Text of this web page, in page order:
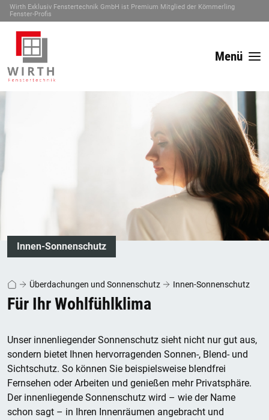
Wirth Exklusiv Fenstertechnik GmbH ist Premium Mitglied der Kömmerling
Fenster-Profis
Menü
Innen-Sonnenschutz
Überdachungen und Sonnenschutz Innen-Sonnenschutz
Für Ihr Wohlfühlklima
Unser innenliegender Sonnenschutz sieht nicht nur gut aus,
sondern bietet Ihnen hervorragenden Sonnen-, Blend- und
Sichtschutz. So können Sie beispielsweise blendfrei
Fernsehen oder Arbeiten und genießen mehr Privatsphäre.
Der innenliegende Sonnenschutz wird – wie der Name
schon sagt – in Ihren Innenräumen angebracht und